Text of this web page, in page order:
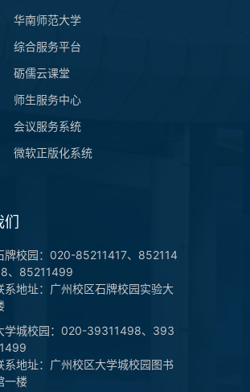
华南师范大学
综合服务平台
砺儒云课堂
师生服务中心
会议服务系统
微软正版化系统
们
牌校园：020-85211417、852114
、85211499
系地址：广州校区石牌校园实验大
学城校园：020-39311498、393
系地址：广州校区大学城校园图书
一楼